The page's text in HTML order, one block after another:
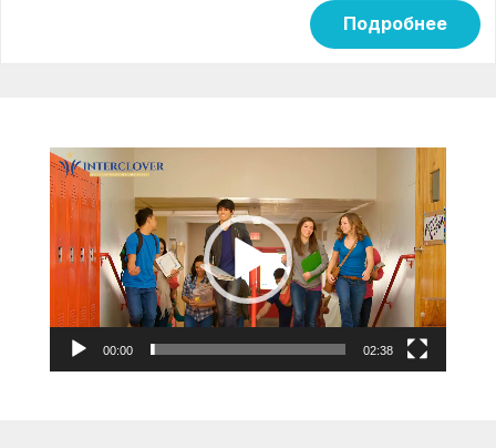
Подробнее
Видеоплеер
00:00 02:38